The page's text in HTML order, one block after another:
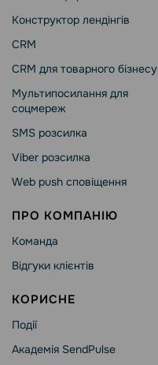
Конструктор лендінгів
CRM
CRM для товарного бізнесу
Мультипосилання для
соцмереж
SMS розсилка
Viber розсилка
Web push сповіщення
ПРО КОМПАНІЮ
Команда
Відгуки клієнтів
КОРИСНЕ
Події
Академія SendPulse